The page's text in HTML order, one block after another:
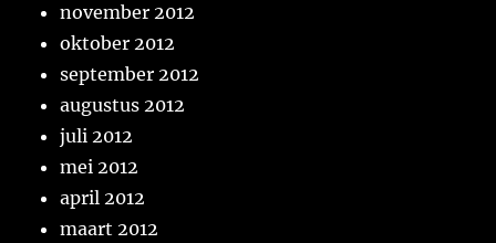
november 2012
oktober 2012
september 2012
augustus 2012
juli 2012
mei 2012
april 2012
maart 2012